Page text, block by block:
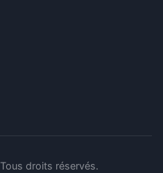
Tous droits réservés.